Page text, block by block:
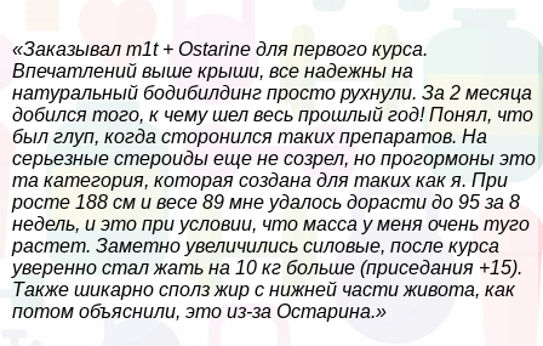
«Заказывал m1t + Ostarine для первого курса.
Впечатлений выше крыши, все надежны на
натуральный бодибилдинг просто рухнули. За 2 месяца
добился того, к чему шел весь прошлый год! Понял, что
был глуп, когда сторонился таких препаратов. На
серьезные стероиды еще не созрел, но прогормоны это
та категория, которая создана для таких как я. При
росте 188 см и весе 89 мне удалось дорасти до 95 за 8
недель, и это при условии, что масса у меня очень туго
растет. Заметно увеличились силовые, после курса
уверенно стал жать на 10 кг больше (приседания +15).
Также шикарно сполз жир с нижней части живота, как
потом объяснили, это из-за Остарина.»